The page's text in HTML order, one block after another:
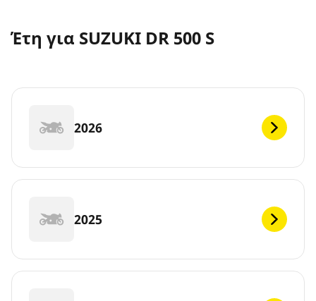
Έτη για SUZUKI DR 500 S
2026
2025